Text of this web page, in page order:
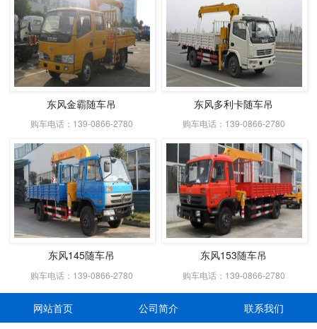
东风金霸随车吊
购车电话：139-0866-2780
东风多利卡随车吊
购车电话：139-0866-2780
东风145随车吊
购车电话：139-0866-2780
东风153随车吊
购车电话：139-0866-2780
网站首页 公司简介 联系我们